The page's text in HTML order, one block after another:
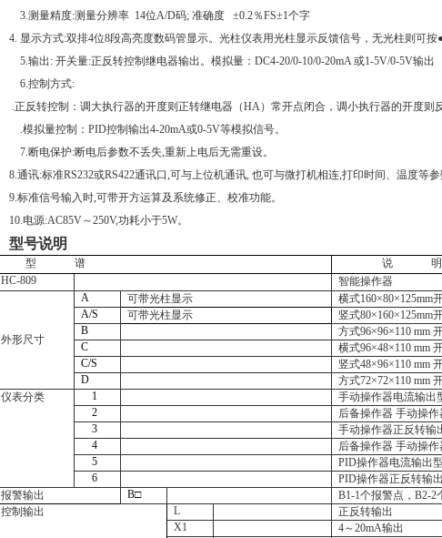
3.测量精度:测量分辨率 14位A/D码; 准确度 ±0.2％FS±1个字
4. 显示方式:双排4位8段高亮度数码管显示。光柱仪表用光柱显示反馈信号，无光柱则可按●
5.输出: 开关量:正反转控制继电器输出。模拟量：DC4-20/0-10/0-20mA 或1-5V/0-5V输出
6.控制方式:
.正反转控制：调大执行器的开度则正转继电器（HA）常开点闭合，调小执行器的开度则
.模拟量控制：PID控制输出4-20mA或0-5V等模拟信号。
7.断电保护:断电后参数不丢失,重新上电后无需重设。
8.通讯:标准RS232或RS422通讯口,可与上位机通讯, 也可与微打机相连,打印时间、温度等参
9.标准信号输入时,可带开方运算及系统修正、校准功能。
10.电源:AC85V～250V,功耗小于5W。
型号说明
型 谱 说
明
HC-809
智能操作器
外形尺寸
A 可带光柱显示 横式160×80×125mm
A/S
可带光柱显示 竖式80×160×125mm
B
方式96×96×110 mm
C
横式96×48×110 mm
C/S
竖式48×96×110 mm
D
方式72×72×110 mm
仪表分类
1
手动操作器电流输出
2
后备操作器 手动操作
3
手动操作器正反转输
4
后备操作器 手动操作
5
PID操作器电流输出
6
PID操作器正反转输
报警输出
B□ B1-1个报警点， B2-2
控制输出
L
正反转输出
X1
4～20mA输出